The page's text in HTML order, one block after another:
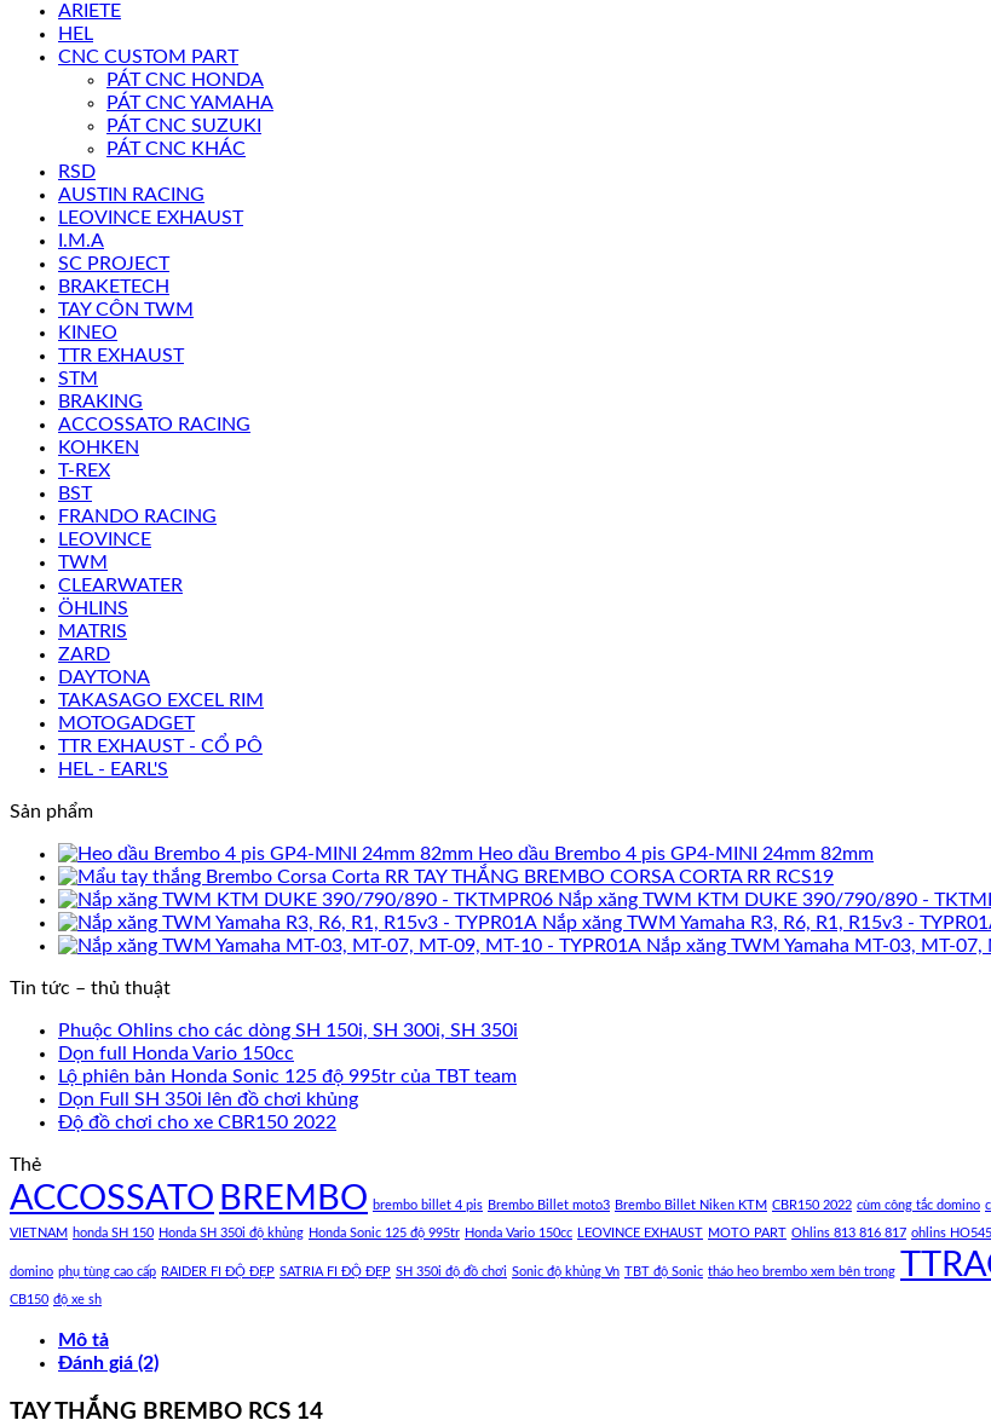
ARIETE
HEL
CNC CUSTOM PART
PÁT CNC HONDA
PÁT CNC YAMAHA
PÁT CNC SUZUKI
PÁT CNC KHÁC
RSD
AUSTIN RACING
LEOVINCE EXHAUST
I.M.A
SC PROJECT
BRAKETECH
TAY CÔN TWM
KINEO
TTR EXHAUST
STM
BRAKING
ACCOSSATO RACING
KOHKEN
T-REX
BST
FRANDO RACING
LEOVINCE
TWM
CLEARWATER
ÖHLINS
MATRIS
ZARD
DAYTONA
TAKASAGO EXCEL RIM
MOTOGADGET
TTR EXHAUST - CỔ PÔ
HEL - EARL'S
Sản phẩm
Heo dầu Brembo 4 pis GP4-MINI 24mm 82mm
TAY THẮNG BREMBO CORSA CORTA RR RCS19
Nắp xăng TWM KTM DUKE 390/790/890 -
Nắp xăng TWM Yamaha R3, R6, R1, R15v3 -
Nắp xăng TWM Yamaha MT-03, MT-
Tin tức – thủ thuật
Phuộc Ohlins cho các dòng SH 150i, SH 300i, SH 350i
Dọn full Honda Vario 150cc
Lộ phiên bản Honda Sonic 125 độ 995tr của TBT team
Dọn Full SH 350i lên đồ chơi khủng
Độ đồ chơi cho xe CBR150 2022
Thẻ
ACCOSSATO BREMBO brembo billet 4 pis Brembo Billet moto3 Brembo Billet Niken KTM CBR150 2022 cùm công tắc domino
VIETNAM honda SH 150 Honda SH 350i độ khủng Honda Sonic 125 độ 995tr Honda Vario 150cc LEOVINCE EXHAUST MOTO PART Ohlins 813 816 817 ohlins HO545
domino phụ tùng cao cấp RAIDER FI ĐỘ ĐẸP SATRIA FI ĐỘ ĐẸP SH 350i độ đồ chơi Sonic độ khủng Vn TBT độ Sonic tháo heo brembo xem bên trong
CB150 độ xe sh
Mô tả
Đánh giá (2)
TAY THẮNG BREMBO RCS 14